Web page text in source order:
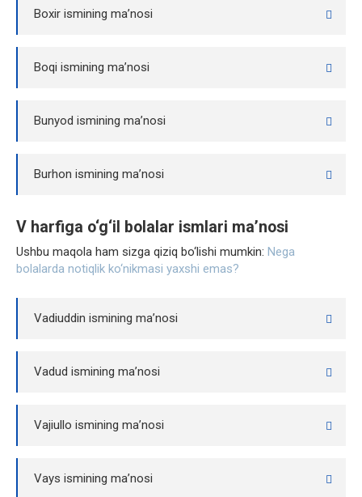
Boxir ismining ma’nosi
Boqi ismining ma’nosi
Bunyod ismining ma’nosi
Burhon ismining ma’nosi
V harfiga o‘g‘il bolalar ismlari ma’nosi
Ushbu maqola ham sizga qiziq bo‘lishi mumkin: Nega
bolalarda notiqlik ko‘nikmasi yaxshi emas?
Vadiuddin ismining ma’nosi
Vadud ismining ma’nosi
Vajiullo ismining ma’nosi
Vays ismining ma’nosi